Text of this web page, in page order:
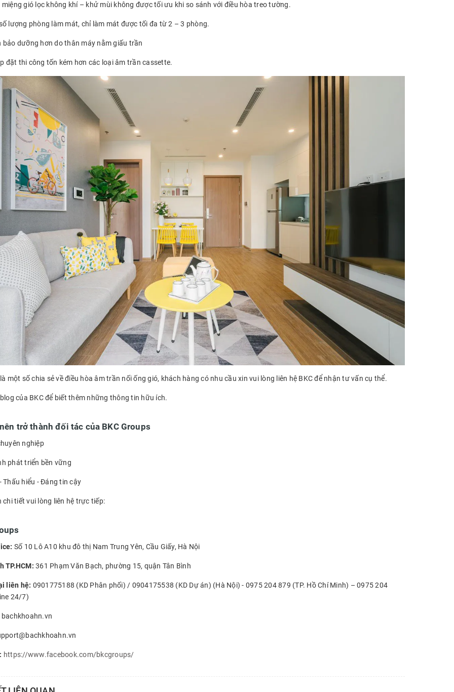
miệng gió lọc không khí – khử mùi không được tối ưu khi so sánh với điều hòa treo tường.
lượng phòng làm mát, chỉ làm mát được tối đa từ 2 – 3 phòng.
bảo dưỡng hơn do thân máy nằm giấu trần
đặt thi công tốn kém hơn các loại âm trần cassette.
một số chia sẻ về điều hòa âm trần nối ống gió, khách hàng có nhu cầu xin vui lòng liên hệ BKC để nhận tư vấn cụ thể.
của BKC để biết thêm những thông tin hữu ích.
trở thành đối tác của BKC Groups
nghiệp
phát triển bền vững
Thấu hiểu - Đáng tin cậy
chi tiết vui lòng liên hệ trực tiếp:
Số 10 Lô A10 khu đô thị Nam Trung Yên, Cầu Giấy, Hà Nội
TP.HCM: 361 Phạm Văn Bạch, phường 15, quận Tân Bình
liên hệ: 0901775188 (KD Phân phối) / 0904175538 (KD Dự án) (Hà Nội) - 0975 204 879 (TP. Hồ Chí Minh) – 0975 204
24/7)
bachkhoahn.vn
https://www.facebook.com/bkcgroups/